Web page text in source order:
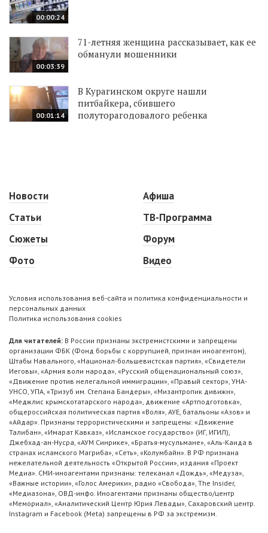
00:00:24
00:03:39
71-летняя женщина рассказывает, как ее
обманули мошенники
00:01:14
В Курагинском округе нашли
питбайкера, сбившего
полуторагодовалого ребенка
Новости
Статьи
Сюжеты
Фото
Афиша
ТВ-Программа
Форум
Видео
Условия использования веб-сайта и политика конфиденциальности и
персональных данных
Политика использования cookies
Для читателей: В России признаны экстремистскими и запрещены
организации ФБК (Фонд борьбы с коррупцией, признан иноагентом),
Штабы Навального, «Национал-большевистская партия», «Свидетели
Иеговы», «Армия воли народа», «Русский общенациональный союз»,
«Движение против нелегальной иммиграции», «Правый сектор», УНА-
УНСО, УПА, «Тризуб им. Степана Бандеры», «Мизантропик дивижн»,
«Меджлис крымскотатарского народа», движение «Артподготовка»,
общероссийская политическая партия «Воля», АУЕ, батальоны «Азов» и
«Айдар». Признаны террористическими и запрещены: «Движение
Талибан», «Имарат Кавказ», «Исламское государство» (ИГ, ИГИЛ),
Джебхад-ан-Нусра, «АУМ Синрике», «Братья-мусульмане», «Аль-Каида в
странах исламского Магриба», «Сеть», «Колумбайн». В РФ признана
нежелательной деятельность «Открытой России», издания «Проект
Медиа». СМИ-иноагентами признаны: телеканал «Дождь», «Медуза»,
«Важные истории», «Голос Америки», радио «Свобода», The Insider,
«Медиазона», ОВД-инфо. Иноагентами признаны общество/центр
«Мемориал», «Аналитический Центр Юрия Левады», Сахаровский центр.
Instagram и Facebook (Metа) запрещены в РФ за экстремизм.